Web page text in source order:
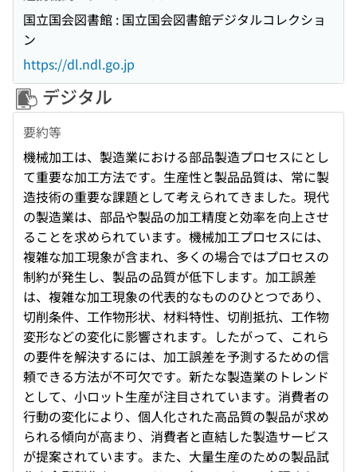
国立国会図書館 : 国立国会図書館デジタルコレクショ
ン
https://dl.ndl.go.jp
デジタル
要約等
機械加工は、製造業における部品製造プロセスにとし
て重要な加工方法です。生産性と製品品質は、常に製
造技術の重要な課題として考えられてきました。現代
の製造業は、部品や製品の加工精度と効率を向上させ
ることを求められています。機械加工プロセスには、
複雑な加工現象が含まれ、多くの場合ではプロセスの
制約が発生し、製品の品質が低下します。加工誤差
は、複雑な加工現象の代表的なもののひとつであり、
切削条件、工作物形状、材料特性、切削抵抗、工作物
変形などの変化に影響されます。したがって、これら
の要件を解決するには、加工誤差を予測するための信
頼できる方法が不可欠です。新たな製造業のトレンド
として、小ロット生産が注目されています。消費者の
行動の変化により、個人化された高品質の製品が求め
られる傾向が高まり、消費者と直結した製造サービス
が提案されています。また、大量生産のための製品試